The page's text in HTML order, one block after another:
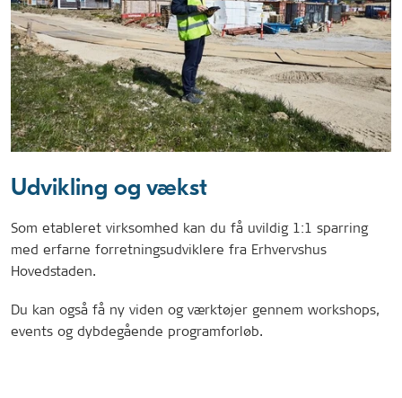
Udvikling og vækst
Som etableret virksomhed kan du få uvildig 1:1 sparring
med erfarne forretningsudviklere fra Erhvervshus
Hovedstaden.
Du kan også få ny viden og værktøjer gennem workshops,
events og dybdegående programforløb.